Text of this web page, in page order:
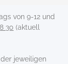
von 9-12 und
30 (aktuell
jeweiligen